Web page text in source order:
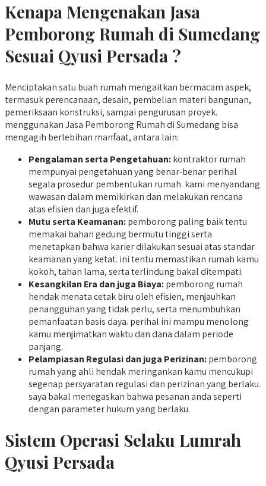
Kenapa Mengenakan Jasa
Pemborong Rumah di Sumedang
Sesuai Qyusi Persada ?
Menciptakan satu buah rumah mengaitkan bermacam aspek,
termasuk perencanaan, desain, pembelian materi bangunan,
pemeriksaan konstruksi, sampai pengurusan proyek.
menggunakan Jasa Pemborong Rumah di Sumedang bisa
mengagih berlebihan manfaat, antara lain:
Pengalaman serta Pengetahuan:kontraktor rumah
mempunyai pengetahuan yang benar-benar perihal
segala prosedur pembentukan rumah. kami menyandang
wawasan dalam memikirkan dan melakukan rencana
atas efisien dan juga efektif.
Mutu serta Keamanan:pemborong paling baik tentu
memakai bahan gedung bermutu tinggi serta
menetapkan bahwa karier dilakukan sesuai atas standar
keamanan yang ketat. ini tentu memastikan rumah kamu
kokoh, tahan lama, serta terlindung bakal ditempati.
Kesangkilan Era dan juga Biaya:pemborong rumah
hendak menata cetak biru oleh efisien, menjauhkan
penangguhan yang tidak perlu, serta menumbuhkan
pemanfaatan basis daya. perihal ini mampu menolong
kamu menjimatkan waktu dan dana dalam periode
panjang.
Pelampiasan Regulasi dan juga Perizinan:pemborong
rumah yang ahli hendak meringankan kamu mencukupi
segenap persyaratan regulasi dan perizinan yang berlaku.
saya bakal menegaskan bahwa pesanan anda seperti
dengan parameter hukum yang berlaku.
Sistem Operasi Selaku Lumrah
Qyusi Persada